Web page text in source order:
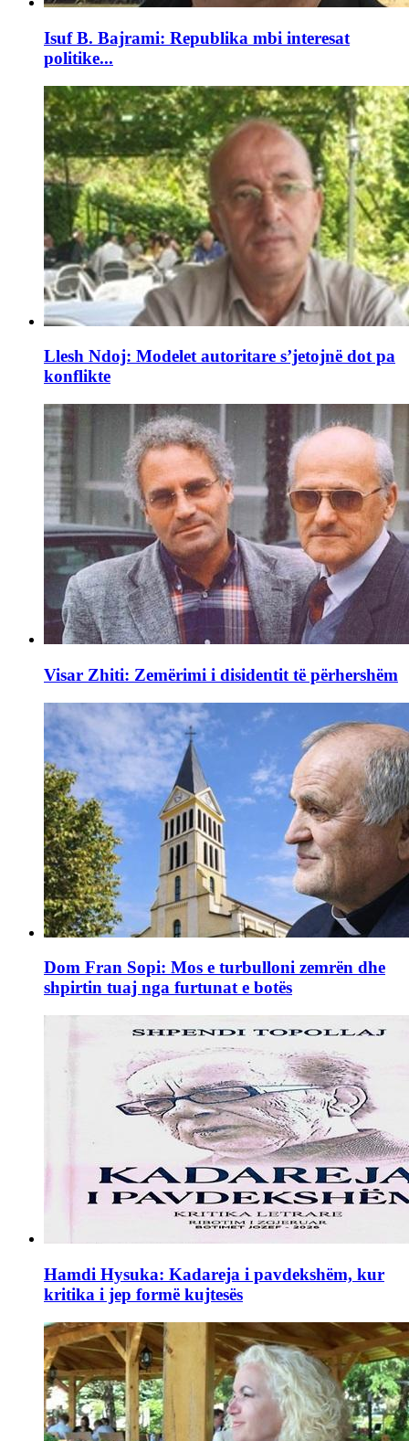
Isuf B. Bajrami: Republika mbi interesat
politike...
Llesh Ndoj: Modelet autoritare s’jetojnë dot pa
konflikte
Visar Zhiti: Zemërimi i disidentit të përhershëm
Dom Fran Sopi: Mos e turbulloni zemrën dhe
shpirtin tuaj nga furtunat e botës
Hamdi Hysuka: Kadareja i pavdekshëm, kur
kritika i jep formë kujtesës